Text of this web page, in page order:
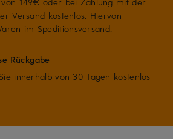
Versand kostenlos. Hiervon
im Speditionsversand.
Rückgabe
innerhalb von 30 Tagen kostenlos